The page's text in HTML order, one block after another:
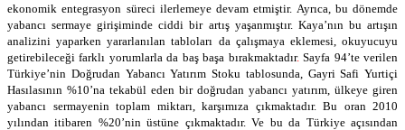
ekonomik entegrasyon süreci ilerlemeye devam etmiştir. Ayrıca, bu dönemde
yabancı sermaye girişiminde ciddi bir artış yaşanmıştır. Kaya’nın bu artışın
analizini yaparken yararlanılan tabloları da çalışmaya eklemesi, okuyucuyu
getirebileceği farklı yorumlarla da baş başa bırakmaktadır.Sayfa 94’te verilen
Türkiye’nin Doğrudan Yabancı Yatırım Stoku tablosunda, Gayri Safi Yurtiçi
Hasılasının %10’na tekabül eden bir doğrudan yabancı yatırım, ülkeye giren
yabancı sermayenin toplam miktarı, karşımıza çıkmaktadır. Bu oran 2010
yılından itibaren %20’nin üstüne çıkmaktadır. Ve bu da Türkiye açısından